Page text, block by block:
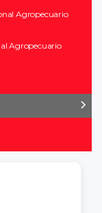
Agropecuario
Agropecuario